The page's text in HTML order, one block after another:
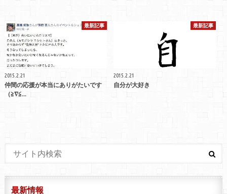
最新記事
2015.2.21
仲間の応援が本当にありがたいです
（≧∇≦...
最新記事
2015.2.21
自分が大好き
最新情報